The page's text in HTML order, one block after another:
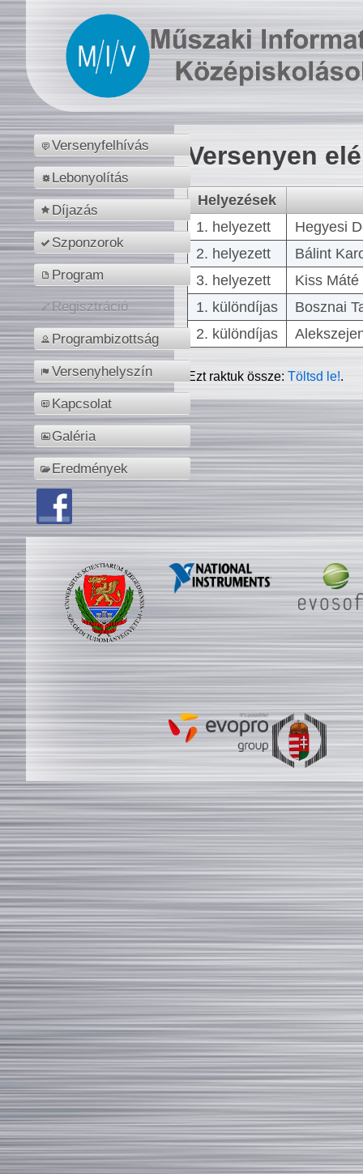
Versenyfelhívás
Lebonyolítás
Díjazás
Szponzorok
Program
Regisztráció
Programbizottság
Versenyhelyszín
Kapcsolat
Galéria
Eredmények
Versenyen
Helyezések
1. helyezett
Hegyesi
2. helyezett
Bálint
3. helyezett
Kiss
1. különdíjas
Bosznai
2. különdíjas
Ezt raktuk össze:Töltsd le!.